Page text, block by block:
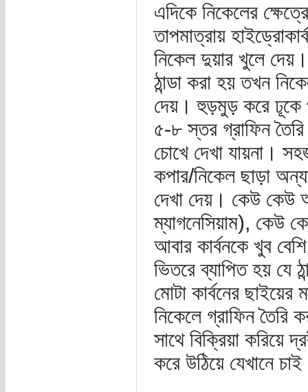
এদিকে নিকেলের
তাপমাত্রায়
নিকেল দুয়ার খুলে
ঠান্ডা করা হয় তখন
দেয়। হুড়মুড় করে ঢূকে
৫-৮ স্তর গ্রাফিন
চোখে দেখা যায়না।
কপার/নিকেল ছাড়া
দেখা দেয়। কেউ কেউ
ম্যাগনেসিয়াম), কেউ
আবার কার্বনকে খুব
ভিতরে ব্যাপিত হয় যে
মোটা কার্বনের
নিকেলে গ্রাফিন তৈরি
সাথে বিক্রিয়া
করে উঠিয়ে যেখানে